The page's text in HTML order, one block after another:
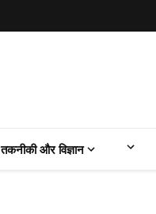
तकनीकी और विज्ञान